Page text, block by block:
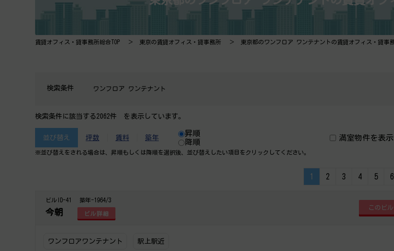
賃貸オフィス・貸事務所総合TOP 東京の賃貸オフィス・貸事務所 東京都のワンフロア ワンテナントの賃貸オフィス・貸事
検索条件 ワンフロア ワンテナント
検索条件に該当する2062件 を表示しています。
並び替え 坪数 賃料 築年
昇順
降順
満室物件を表
※並び替えをされる場合は、昇順もしくは降順を選択後、​並び替えしたい項目をクリックしてください。
1 2 3 4 5 6
ビルID-41 築年-1964/3
今朝 ビル詳細
ワンフロアワンテナント 駅上駅近